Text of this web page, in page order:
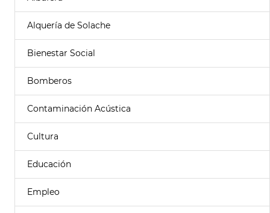
Alquería de Solache
Bienestar Social
Bomberos
Contaminación Acústica
Cultura
Educación
Empleo